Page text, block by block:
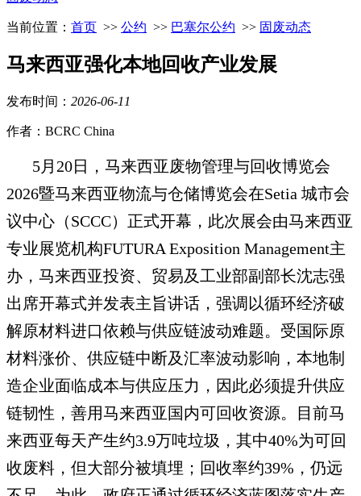
当前位置： 首页 >> 公约 >> 巴塞尔公约 >> 固废动态
马来西亚强化本地回收产业发展
发布时间： 2026-06-11
作者：BCRC China
5月20日，马来西亚废物管理与回收博览会
2026暨马来西亚物流与仓储博览会在Setia 城市会
议中心（SCCC）正式开幕，此次展会由马来西亚
专业展览机构FUTURA Exposition Management主
办，马来西亚投资、贸易及工业部副部长沈志强
出席开幕式并发表主旨讲话，强调以循环经济破
解原材料进口依赖与供应链波动难题。受国际原
材料涨价、供应链中断及汇率波动影响，本地制
造企业面临成本与供应压力，因此必须提升供应
链韧性，善用马来西亚国内可回收资源。目前马
来西亚每天产生约3.9万吨垃圾，其中40%为可回
收废料，但大部分被填埋；回收率约39%，仍远